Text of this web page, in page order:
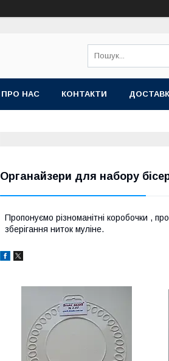
ПРО НАС КОНТАКТИ
Органайзери для набору
Пропонуємо різноманітні коробочки ,
зберігання ниток муліне.